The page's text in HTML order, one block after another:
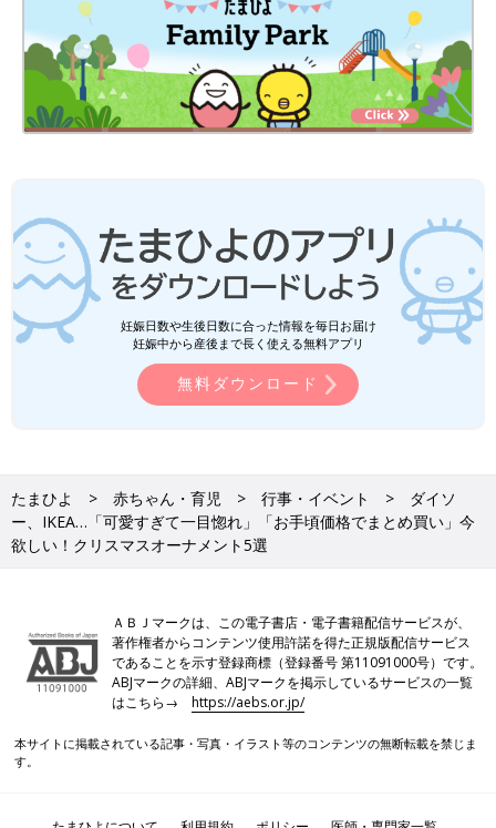
出典：Instagramアカウント「___s.home___」
こちらは___s.home___さんがniko and …（ニコアンド）でゲット
した星とリースのオーナメント。よく見るとビーズでできている
んです！星とリースという組み合わせに店頭で一目惚れしたんだ
とか♪ お隣の虹のオーナメントはフライングタイガーで購入した
ものだそう。相性もバッチリですね。
ています！予定が書きやすい実用的なものか
ら、ディズニーやサンリオなどの激かわコラボ
まで、種類も多くて、ついたくさん買いたくな
っちゃうほど♪ 今回はそんなダイソーの、おす
ョップでチェックしてみてくださいね♪
(文：mayu)
●記事内の価格はすべて税込み、2024年11月時点のものです。
●記事内容でご紹介している投稿、リンク先は、削除される場合
があります。あらかじめご了承ください。
●記事の内容は2024年11月の情報で、現在と異なる場合がありま
妊娠日数や生後日数に合った情報を毎日お届け
妊娠中から産後まで長く使える無料アプリ
無料ダウンロード
たまひよ 赤ちゃん・育児 行事・イベント
ダイソ
ー、IKEA…「可愛すぎて一目惚れ」「お手頃価格でまとめ買い」今
欲しい！クリスマスオーナメント5選
ＡＢＪマークは、この電子書店・電子書籍配信サービスが、
著作権者からコンテンツ使用許諾を得た正規版配信サービス
であることを示す登録商標（登録番号 第11091000号）です。
ABJマークの詳細、ABJマークを掲示しているサービスの一覧
はこちら→https://aebs.or.jp/
本サイトに掲載されている記事・写真・イラスト等のコンテンツの無断転載を禁じま
す。